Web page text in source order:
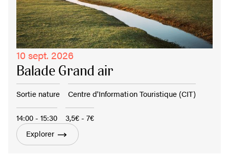
10 sept. 2026
Balade Grand air
Sortie nature Centre d'Information Touristique (CIT)
14:00 - 15:30
3,5€ - 7€
Explorer